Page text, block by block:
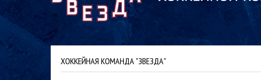
ХОККЕЙНАЯ КОМАНДА "ЗВЕЗДА"